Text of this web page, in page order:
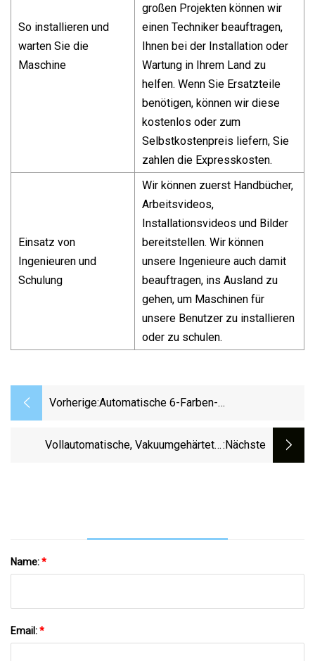
So installieren und
warten Sie die
Maschine
großen Projekten können wir
einen Techniker beauftragen,
Ihnen bei der Installation oder
Wartung in Ihrem Land zu
helfen. Wenn Sie Ersatzteile
benötigen, können wir diese
kostenlos oder zum
Selbstkostenpreis liefern, Sie
zahlen die Expresskosten.
Einsatz von
Ingenieuren und
Schulung
Wir können zuerst Handbücher,
Arbeitsvideos,
Installationsvideos und Bilder
bereitstellen. Wir können
unsere Ingenieure auch damit
beauftragen, ins Ausland zu
gehen, um Maschinen für
unsere Benutzer zu installieren
oder zu schulen.
Vorherige:Automatische 6-Farben-
Flexodruckmaschine Für
PP/Papiertüten/Vliesstoffe/
Vollautomatische, Vakuumgehärtete,:nächste
Name:*
Email:*